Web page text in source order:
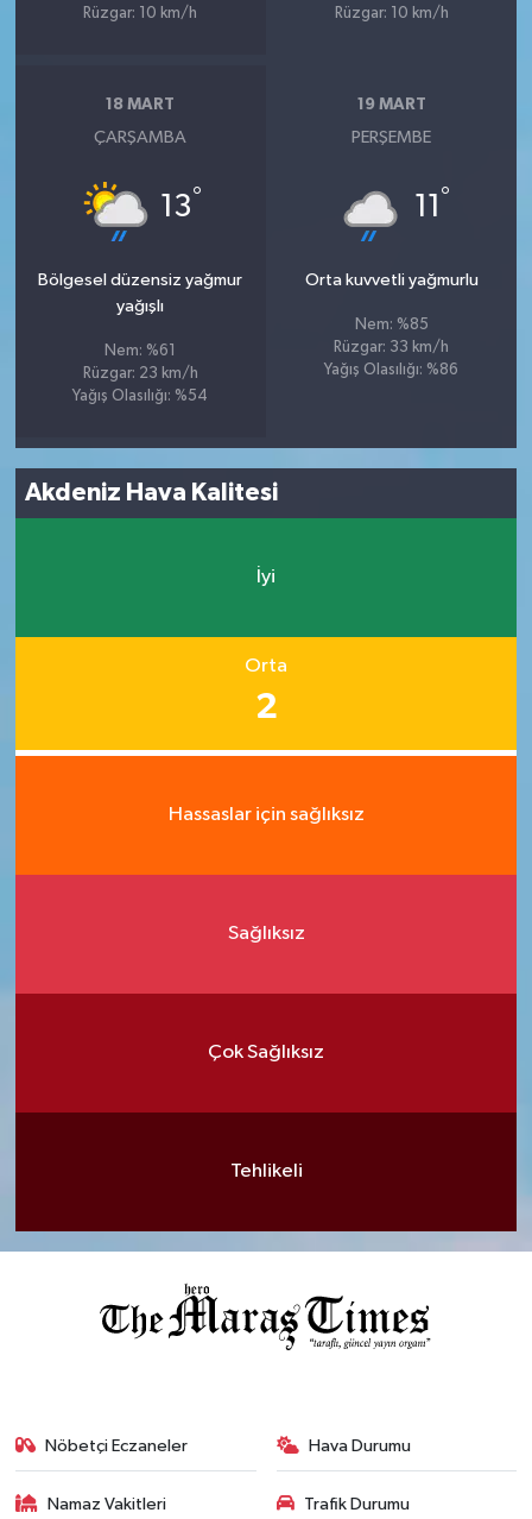
Rüzgar: 10 km/h
Rüzgar: 10 km/h
18 MART
ÇARŞAMBA
13°
Bölgesel düzensiz yağmur
yağışlı
Nem: %61
Rüzgar: 23 km/h
Yağış Olasılığı: %54
19 MART
PERŞEMBE
11 °
Orta kuvvetli yağmurlu
Nem: %85
Rüzgar: 33 km/h
Yağış Olasılığı: %86
Akdeniz Hava Kalitesi
İyi
Orta
2
Hassaslar için sağlıksız
Sağlıksız
Çok Sağlıksız
Tehlikeli
Nöbetçi Eczaneler Hava Durumu
Namaz Vakitleri Trafik Durumu